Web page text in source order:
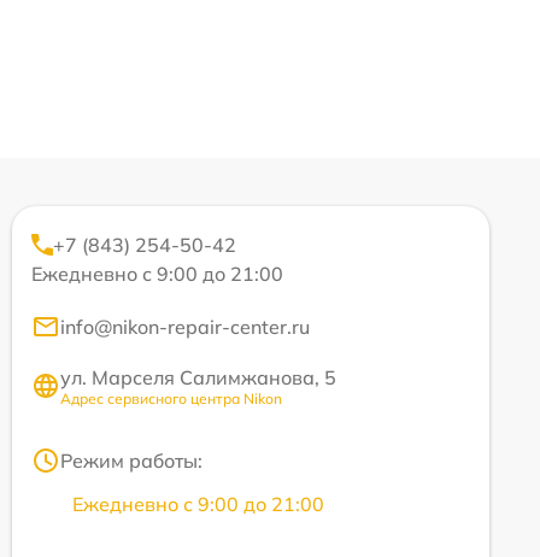
+7 (843) 254-50-42
Ежедневно с 9:00 до 21:00
info@nikon-repair-center.ru
ул. Марселя Салимжанова, 5
Адрес сервисного центра Nikon
Режим работы:
Ежедневно с 9:00 до 21:00